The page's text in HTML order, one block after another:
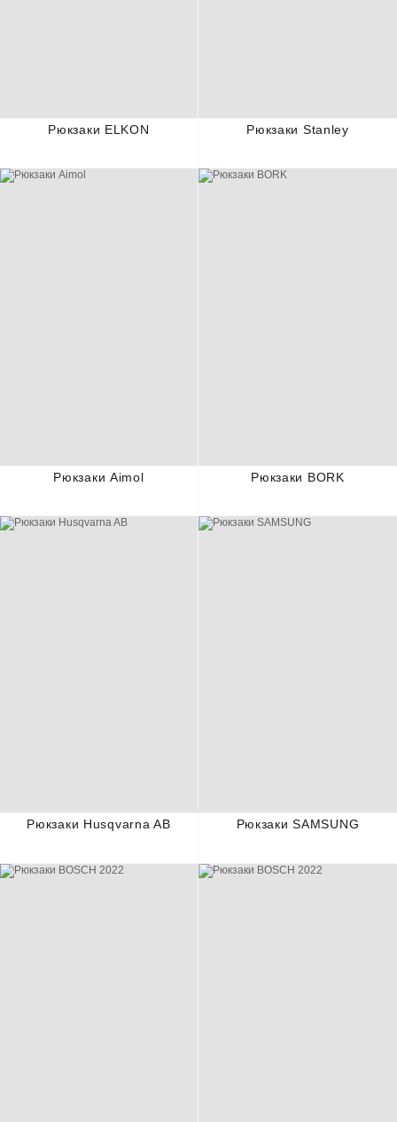
Рюкзаки ELKON Рюкзаки Stanley
Рюкзаки Aimol Рюкзаки BORK
Рюкзаки Husqvarna AB Рюкзаки SAMSUNG